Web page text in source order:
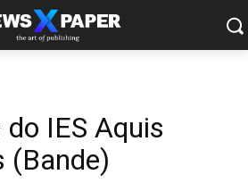
IES Aquis
(Bande)